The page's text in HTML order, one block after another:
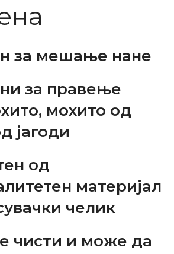
за мешање нане
за правење
мохито од
јагоди
од
материјал
челик
чисти и може да